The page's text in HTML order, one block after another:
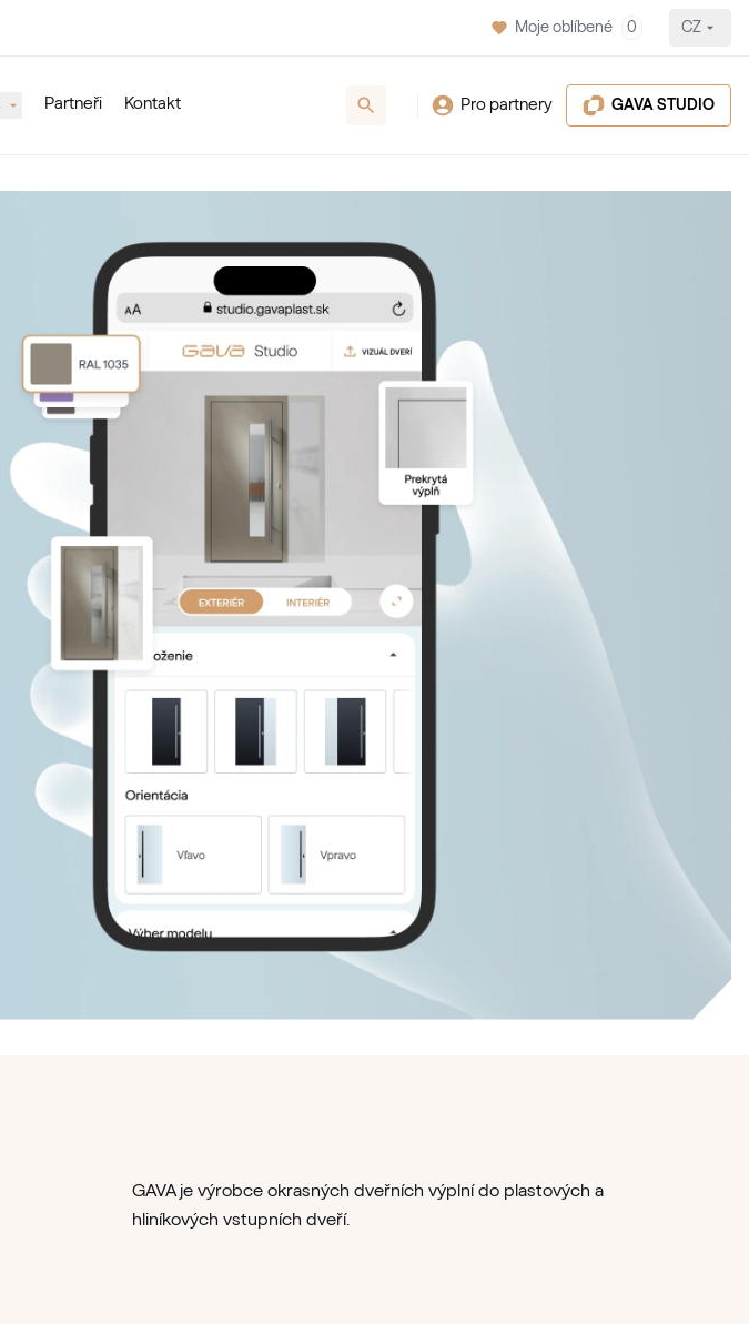
Moje oblíbené 0 CZ
Partneři Kontakt Pro partnery GAVA STUDIO
GAVA je výrobce okrasných dveřních výplní do plastových a
hliníkových vstupních dveří.